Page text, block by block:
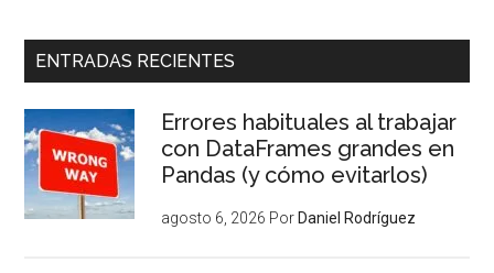
ENTRADAS RECIENTES
Errores habituales al trabajar
con DataFrames grandes en
Pandas (y cómo evitarlos)
agosto 6, 2026 Por Daniel Rodríguez